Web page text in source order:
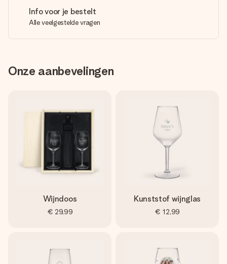
Info voor je bestelt
Alle veelgestelde vragen
Onze aanbevelingen
Wijndoos
€ 29,99
Kunststof wijnglas
€ 12,99